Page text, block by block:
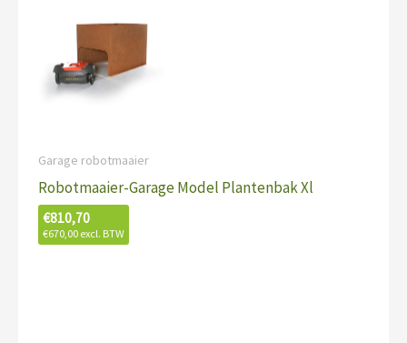
Garage robotmaaier
Robotmaaier-Garage Model Plantenbak Xl
€810,70
€670,00 excl. BTW